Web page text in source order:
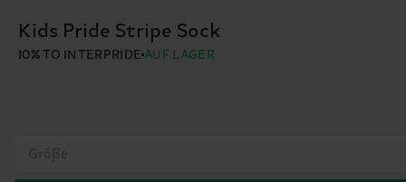
Kids Pride Stripe Sock
10% TO INTERPRIDE AUF LAGER
Größe